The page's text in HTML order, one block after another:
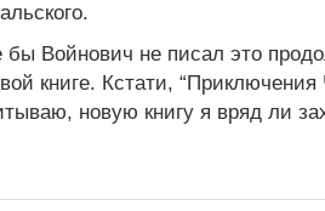
Войнович не писал это
книге. Кстати, “Приключения
новую книгу я вряд ли